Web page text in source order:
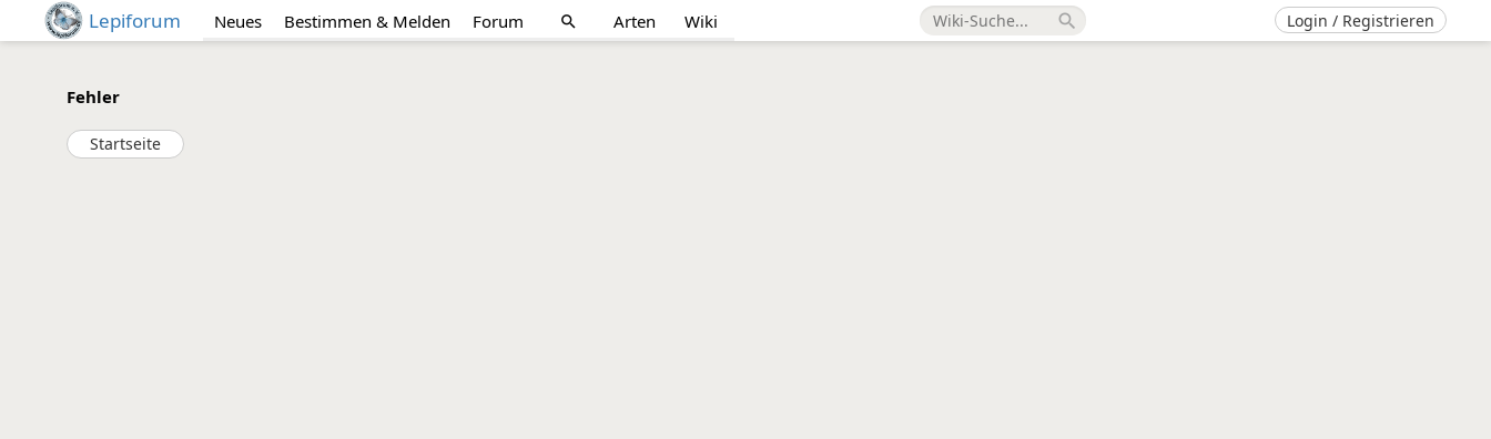
Lepiforum Neues Bestimmen & Melden Forum search Arten Wiki search Login / Registrieren
Fehler
Startseite